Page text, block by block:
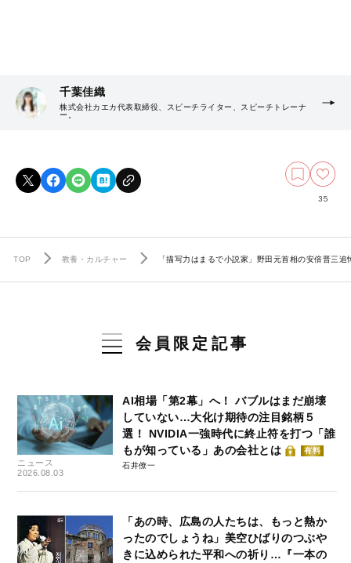
千葉佳織
株式会社カエカ代表取締役、スピーチライター、スピーチトレーナ
ー。
35
TOP 教養・カルチャー 「描写力はまるで小説家」野田元首相の安倍晋三
会員限定記事
ニュース
2026.08.03
AI相場「第2幕」へ！ バブルはまだ崩壊
していない…大化け期待の注目銘柄５
選！ NVIDIA一強時代に終止符を打つ「誰
もが知っている」あの会社とは
有料
石井僚一
「あの時、広島の人たちは、もっと熱か
ったのでしょうね」美空ひばりのつぶや
きに込められた平和への祈り…『一本の